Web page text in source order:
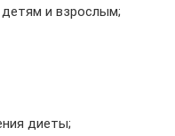
и взрослым;
диеты;